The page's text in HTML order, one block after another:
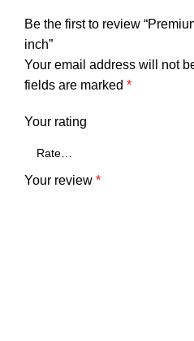
Be the first to review
inch”
Your email address will not
fields are marked *
Your rating
Your review *